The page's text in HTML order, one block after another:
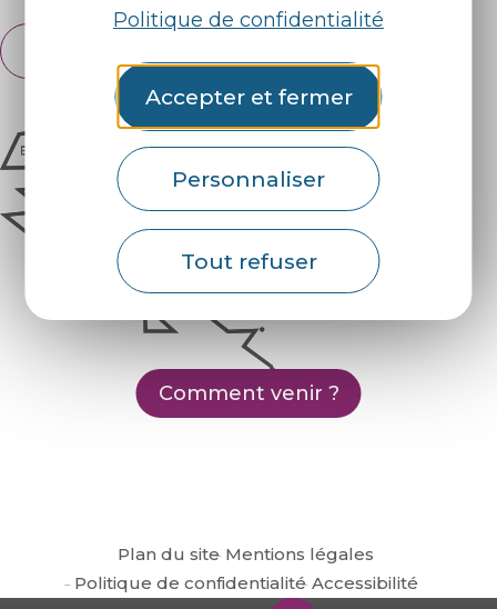
Politique de confidentialité
Accepter et fermer
Personnaliser
Tout refuser
English
Comment venir ?
Plan du site Mentions légales
Politique de confidentialité Accessibilité